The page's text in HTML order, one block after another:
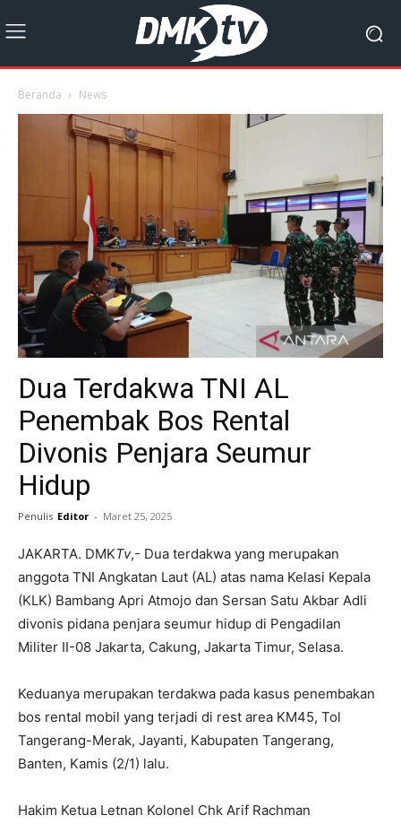
Beranda News
Dua Terdakwa TNI AL
Penembak Bos Rental
Divonis Penjara Seumur
Hidup
Penulis Editor - Maret 25, 2025
JAKARTA. DMKTv,- Dua terdakwa yang merupakan
anggota TNI Angkatan Laut (AL) atas nama Kelasi Kepala
(KLK) Bambang Apri Atmojo dan Sersan Satu Akbar Adli
divonis pidana penjara seumur hidup di Pengadilan
Militer II-08 Jakarta, Cakung, Jakarta Timur, Selasa.
Keduanya merupakan terdakwa pada kasus penembakan
bos rental mobil yang terjadi di rest area KM45, Tol
Tangerang-Merak, Jayanti, Kabupaten Tangerang,
Banten, Kamis (2/1) lalu.
Hakim Ketua Letnan Kolonel Chk Arif Rachman